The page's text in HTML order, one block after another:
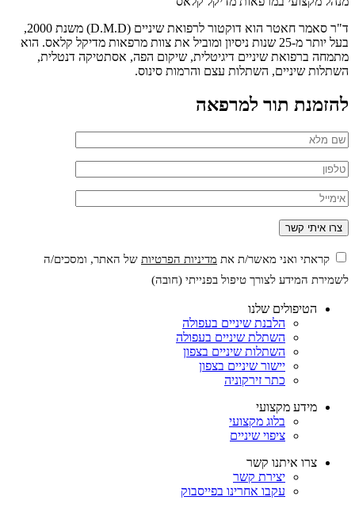
ד"ר סאמר חאטר הוא דוקטור לרפואת שיניים (D.M.D) משנת 2000,
בעל יותר מ-25 שנות ניסיון ומוביל את צוות מרפאות מדיקל קלאס. הוא
מתמחה ברפואת שיניים דיגיטלית, שיקום הפה, אסתטיקה דנטלית,
השתלות שיניים, השתלות עצם והרמות סינוס.
להזמנת תור למרפאה
קראתי ואני מאשר/ת את מדיניות הפרטיות של האתר, ומסכים/ה
לשמירת המידע לצורך טיפול בפנייתי (חובה)
הטיפולים שלנו
הלבנת שיניים בעפולה
השתלת שיניים בעפולה
השתלות שיניים בצפון
יישור שיניים בצפון
כתר זירקוניה
מידע מקצועי
בלוג מקצועי
ציפוי שיניים
צרו איתנו קשר
יצירת קשר
עקבו אחרינו בפייסבוק